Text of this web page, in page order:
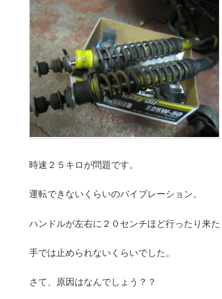
ン
ツ
へ
移
動
ツ
へ
移
動
時速２５キロが問題です。
運転できないくらいのバイブレーション。
ハンドルが左右に２０センチほど行ったり来た
手では止められないくらいでした。
さて、原因はなんでしょう？？